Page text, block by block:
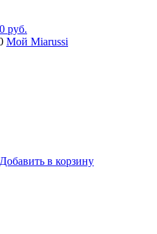
руб.
Мой Miarussi
Добавить в корзину